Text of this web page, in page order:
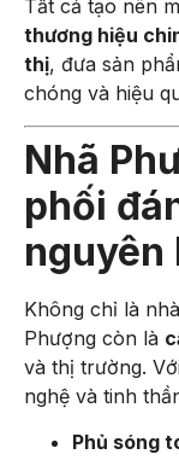
Tất cả tạo nên
thương hiệu
thị, đưa sản
chóng và hiệu
Nhã
phối
nguyên
Không chỉ là
Phượng còn là
và thị trường.
nghệ và tinh
Phủ sóng